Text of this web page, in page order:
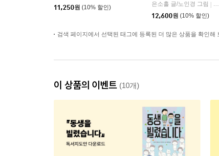
11,250원 (10% 할인) 은소홀 글/노인경 그림
12,600원 (10% 할인)
검색 페이지에서 선택된 태그에 등록된 더 많은 상품을 확인해
이 상품의 이벤트 (10개)